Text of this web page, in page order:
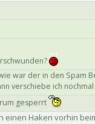
war der in den Spam
verschiebe ich nochmal
gesperrt
einen Haken vorhin